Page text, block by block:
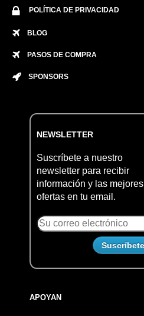
POLÍTICA DE PRIVACIDAD
BLOG
PASOS DE COMPRA
SPONSORS
NEWSLETTER
Suscríbete a nuestro
newsletter para recibir
información y las mejores
ofertas en tu email.
APOYAN